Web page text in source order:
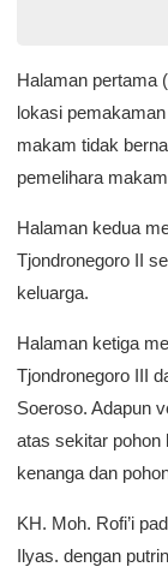
Halaman pertama
lokasi
makam tidak
pemelihara
Halaman kedua
Tjondronegoro II
keluarga.
Halaman ketiga
Tjondronegoro III
Soeroso. Adapun
atas sekitar pohon
kenanga dan
KH. Moh. Rofi’i
Ilyas. dengan